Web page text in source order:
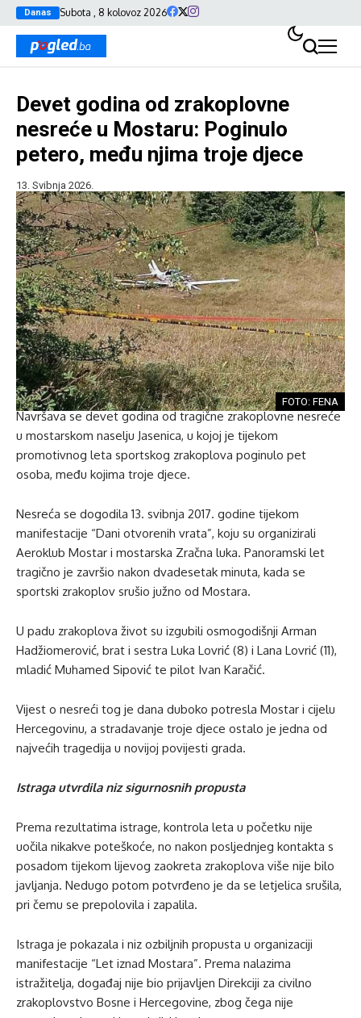
Danas Subota , 8 kolovoz 2026
Devet godina od zrakoplovne
nesreće u Mostaru: Poginulo
petero, među njima troje djece
13. Svibnja 2026.
FOTO: FENA
Navršava se devet godina od tragične zrakoplovne nesreće
u mostarskom naselju Jasenica, u kojoj je tijekom
promotivnog leta sportskog zrakoplova poginulo pet
osoba, među kojima troje djece.
Nesreća se dogodila 13. svibnja 2017. godine tijekom
manifestacije “Dani otvorenih vrata”, koju su organizirali
Aeroklub Mostar i mostarska Zračna luka. Panoramski let
tragično je završio nakon dvadesetak minuta, kada se
sportski zrakoplov srušio južno od Mostara.
U padu zrakoplova život su izgubili osmogodišnji Arman
Hadžiomerović, brat i sestra Luka Lovrić (8) i Lana Lovrić (11),
mladić Muhamed Sipović te pilot Ivan Karačić.
Vijest o nesreći tog je dana duboko potresla Mostar i cijelu
Hercegovinu, a stradavanje troje djece ostalo je jedna od
najvećih tragedija u novijoj povijesti grada.
Istraga utvrdila niz sigurnosnih propusta
Prema rezultatima istrage, kontrola leta u početku nije
uočila nikakve poteškoće, no nakon posljednjeg kontakta s
posadom tijekom lijevog zaokreta zrakoplova više nije bilo
javljanja. Nedugo potom potvrđeno je da se letjelica srušila,
pri čemu se prepolovila i zapalila.
Istraga je pokazala i niz ozbiljnih propusta u organizaciji
manifestacije “Let iznad Mostara”. Prema nalazima
istražitelja, događaj nije bio prijavljen Direkciji za civilno
zrakoplovstvo Bosne i Hercegovine, zbog čega nije